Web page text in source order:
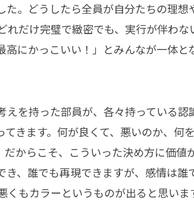
た。どうしたら全員が自分たちの理
れだけ完璧で緻密でも、実行が伴わ
にかっこいい！」とみんなが一体と
えを持った部員が、各々持っている
きます。何が良くて、悪いのか、
からこそ、こういった決め方に価
き、誰でも再現できますが、感情は
もカラーというものが出ると思いま